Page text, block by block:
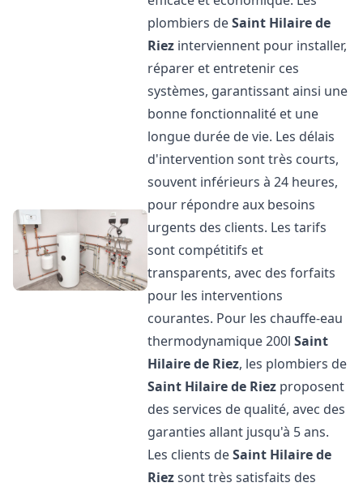
plombiers deSaint Hilaire de
Riez interviennent pour installer,
réparer et entretenir ces
systèmes, garantissant ainsi une
bonne fonctionnalité et une
longue durée de vie. Les délais
d'intervention sont très courts,
souvent inférieurs à 24 heures,
pour répondre aux besoins
urgents des clients. Les tarifs
sont compétitifs et
transparents, avec des forfaits
pour les interventions
courantes. Pour les chauffe-eau
thermodynamique 200lSaint
Hilaire de Riez, les plombiers de
Saint Hilaire de Riez proposent
des services de qualité, avec des
garanties allant jusqu'à 5 ans.
Les clients deSaint Hilaire de
Riezsont très satisfaits des